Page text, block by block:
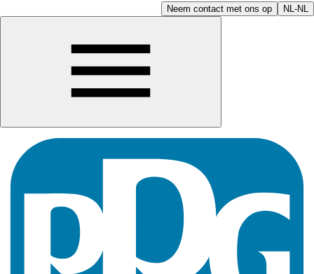
Neem contact met ons op NL-NL